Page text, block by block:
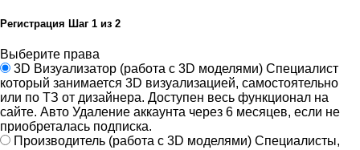
Регистрация Шаг 1 из 2
Выберите права
3D Визуализатор (работа с 3D моделями) Специалист
который занимается 3D визуализацией, самостоятельно
или по ТЗ от дизайнера. Доступен весь функционал на
сайте. Авто Удаление аккаунта через 6 месяцев, если не
приобреталась подписка.
Производитель (работа с 3D моделями) Специалисты,